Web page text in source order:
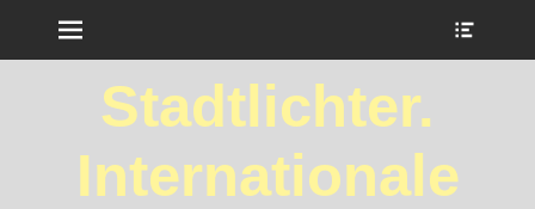
Stadtlichter.
Internationale